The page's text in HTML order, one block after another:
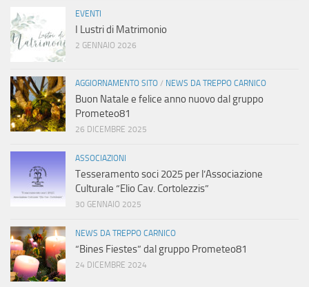
EVENTI
I Lustri di Matrimonio
2 GENNAIO 2026
AGGIORNAMENTO SITO / NEWS DA TREPPO CARNICO
Buon Natale e felice anno nuovo dal gruppo
Prometeo81
26 DICEMBRE 2025
ASSOCIAZIONI
Tesseramento soci 2025 per l’Associazione
Culturale “Elio Cav. Cortolezzis”
30 GENNAIO 2025
NEWS DA TREPPO CARNICO
“Bines Fiestes” dal gruppo Prometeo81
24 DICEMBRE 2024